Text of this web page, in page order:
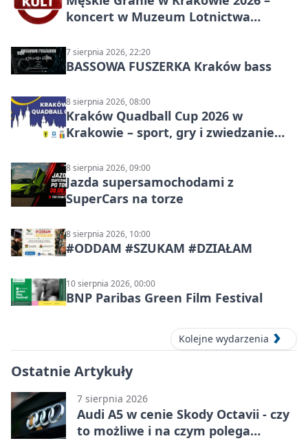
koncert w Muzeum Lotnictwa
7 sierpnia 2026, 22:20
BASSOWA FUSZERKA Kraków bass
8 sierpnia 2026, 08:00
Kraków Quadball Cup 2026 w
Krakowie – sport, gry i zwiedzanie
8 sierpnia 2026, 09:00
Jazda supersamochodami z
SuperCars na torze
8 sierpnia 2026, 10:00
#ODDAM #SZUKAM #DZIAŁAM
10 sierpnia 2026, 00:00
BNP Paribas Green Film Festival
Kolejne wydarzenia
Ostatnie Artykuły
7 sierpnia 2026
Audi A5 w cenie Skody Octavii - czy
to możliwe i na czym polega